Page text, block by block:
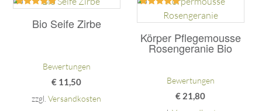
Bio Seife Zirbe
mit
5.00
Bewertungen
€ 11,50
zzgl.Versandkosten
Körper Pflegemousse
Rosengeranie Bio
Bewertet
mit
von 5
Bewertungen
€ 21,80